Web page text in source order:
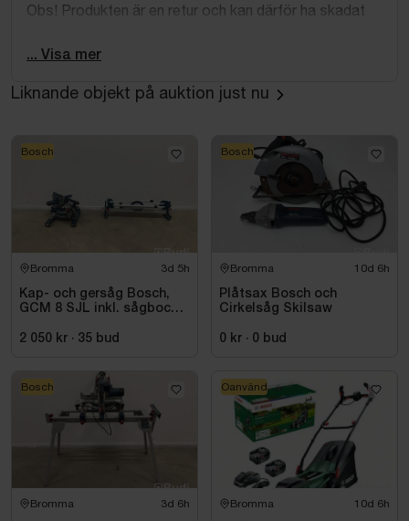
Obs! Produkten är en retur och kan därför ha skadat
... Visa mer
Liknande objekt på auktion just nu
Bromma 3d 5h
Kap- och gersåg Bosch,
GCM 8 SJL inkl. sågbock
2 050 kr · 35 bud
Bosch
Bromma 10d 6h
Plåtsax Bosch och
Cirkelsåg Skilsaw
0 kr · 0 bud
Bosch
Bromma 3d 6h
Bosch
Bromma 10d 6h
Oanvänd